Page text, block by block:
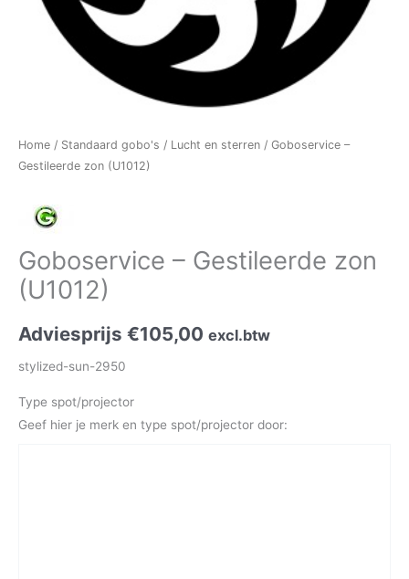
Home / Standaard gobo's / Lucht en sterren / Goboservice –
Gestileerde zon (U1012)
Goboservice – Gestileerde zon
(U1012)
Adviesprijs €105,00 excl.btw
stylized-sun-2950
Type spot/projector
Geef hier je merk en type spot/projector door: